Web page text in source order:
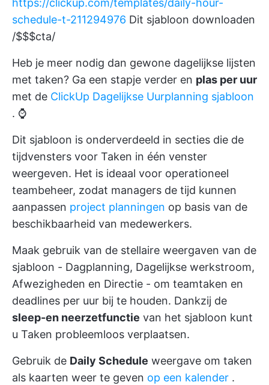
https://clickup.com/templates/daily-hour-
schedule-t-211294976 Dit sjabloon downloaden
/$$$cta/
Heb je meer nodig dan gewone dagelijkse lijsten
met taken? Ga een stapje verder en plas per uur
met de ClickUp Dagelijkse Uurplanning sjabloon
. ⌚
Dit sjabloon is onderverdeeld in secties die de
tijdvensters voor Taken in één venster
weergeven. Het is ideaal voor operationeel
teambeheer, zodat managers de tijd kunnen
aanpassen project planningen op basis van de
beschikbaarheid van medewerkers.
Maak gebruik van de stellaire weergaven van de
sjabloon - Dagplanning, Dagelijkse werkstroom,
Afwezigheden en Directie - om teamtaken en
deadlines per uur bij te houden. Dankzij de
sleep-en neerzetfunctie van het sjabloon kunt
u Taken probleemloos verplaatsen.
Gebruik de Daily Schedule weergave om taken
als kaarten weer te geven op een kalender .